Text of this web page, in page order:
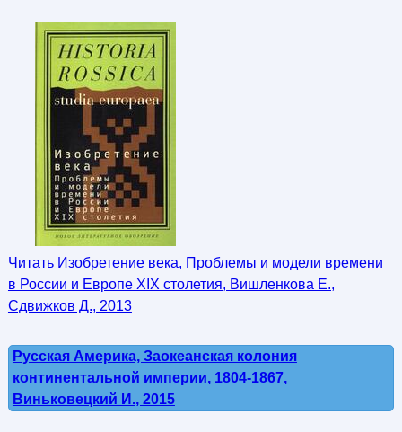
Читать Изобретение века, Проблемы и модели времени
в России и Европе XIX столетия, Вишленкова Е.,
Сдвижков Д., 2013
Русская Америка, Заокеанская колония
континентальной империи, 1804-1867,
Виньковецкий И., 2015